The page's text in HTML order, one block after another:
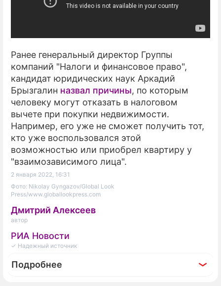
Ранее генеральный директор Группы
компаний "Налоги и финансовое право",
кандидат юридических наук Аркадий
Брызгалин назвал причины, по которым
человеку могут отказать в налоговом
вычете при покупки недвижимости.
Например, его уже не сможет получить тот,
кто уже воспользовался этой
возможностью или приобрел квартиру у
"взаимозависимого лица".
2 января 2022, 16:31
Фото: Nikolay Gyngazov/Global Look
Press/www.globallookpress.com
Дмитрий Алексеев
автор
РИА Новости
✓ Надежный источник
Подробнее